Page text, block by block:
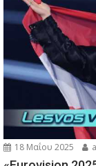
18 Μαΐου 2025